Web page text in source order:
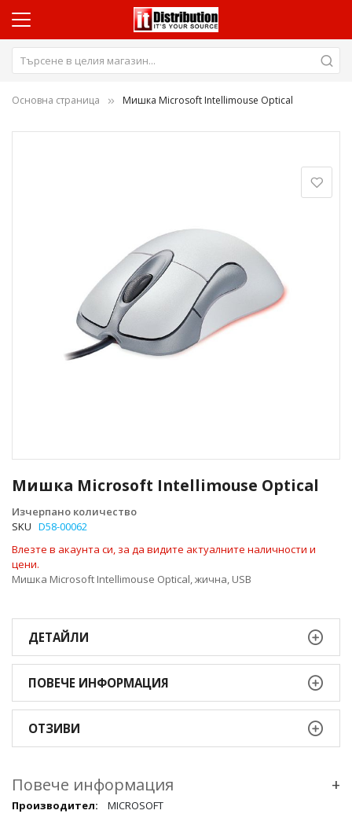
Основна страница Мишка Microsoft Intellimouse Optical
Мишка Microsoft Intellimouse Optical
Изчерпано количество
SKU D58-00062
Влезте в акаунта си, за да видите актуалните наличности и
цени.
Мишка Microsoft Intellimouse Optical, жична, USB
към
началото
на
галерия
снимки
ДЕТАЙЛИ
ПОВЕЧЕ ИНФОРМАЦИЯ
ОТЗИВИ
Повече информация +
Повече
MICROSOFT